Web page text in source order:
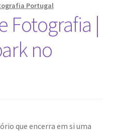
(RGPD)
Portugal
Fotografia |
no
que encerra em si uma